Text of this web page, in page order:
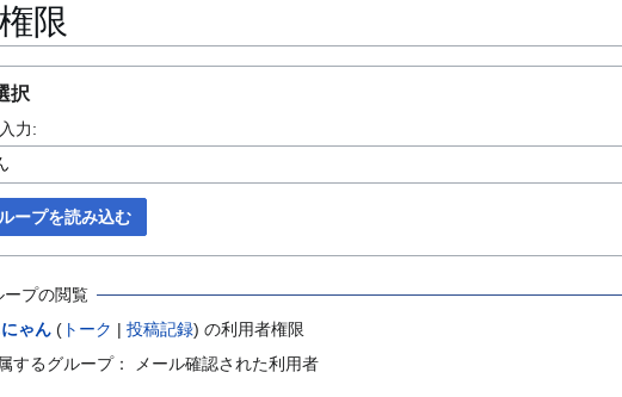
限
択
力:
ープを読み込む
ープの閲覧
ゃん ( トーク | 投稿記録) の利用者権限
するグループ： メール確認された利用者